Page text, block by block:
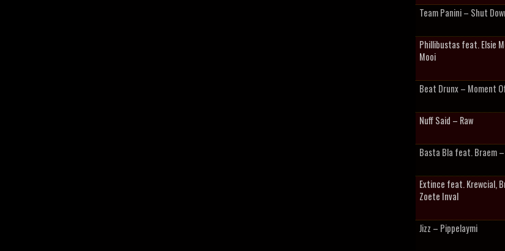
Team Panini – Shut
Phillibustas feat. Elsie
Mooi
Beat Drunx – Moment
Nuff Said – Raw
Basta Bla feat. Braem
Extince feat. Krewcial,
Zoete Inval
Jizz – Pippelaymi